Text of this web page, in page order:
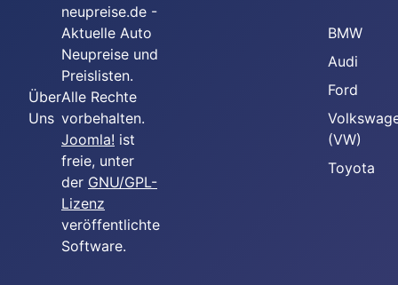
Über
Uns
neupreise.de -
Aktuelle Auto
Neupreise und
Preislisten.
Alle Rechte
vorbehalten.
Joomla! ist
freie, unter
der GNU/GPL-
Lizenz
veröffentlichte
Software.
BMW
Audi
Ford
(VW)
Toyota